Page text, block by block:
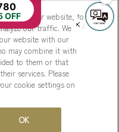
CO., LTD.
on our website, to
our traffic. We
website with our
may combine it with
to them or that
services. Please
cookie settings on
OK
OFF